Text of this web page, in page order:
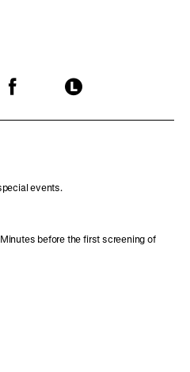
To
To
events.
before the first screening of